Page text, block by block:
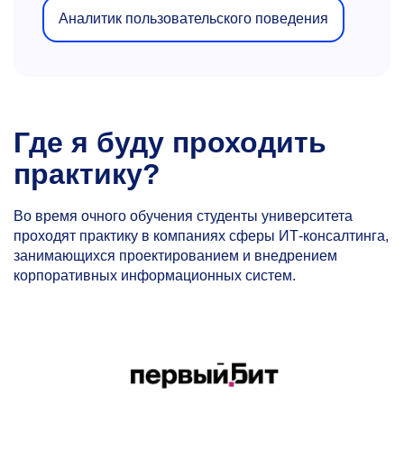
Аналитик пользовательского поведения
Где я буду проходить
практику?
Во время очного обучения студенты университета
проходят практику в компаниях сферы ИТ-консалтинга,
занимающихся проектированием и внедрением
корпоративных информационных систем.